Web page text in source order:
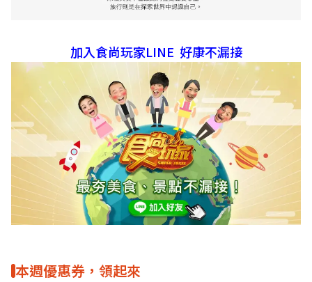
加入食尚玩家LINE 好康不漏接
本週優惠券，領起來